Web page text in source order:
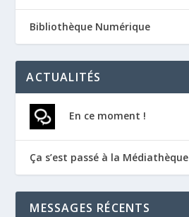
Bibliothèque Numérique
ACTUALITÉS
En ce moment !
Ça s’est passé à la Médiathèque
MESSAGES RÉCENTS